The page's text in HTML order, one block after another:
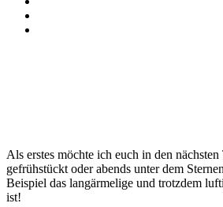
Als erstes möchte ich euch in den
gefrühstückt oder abends unter dem
Beispiel das langärmelige und trotzdem
ist!